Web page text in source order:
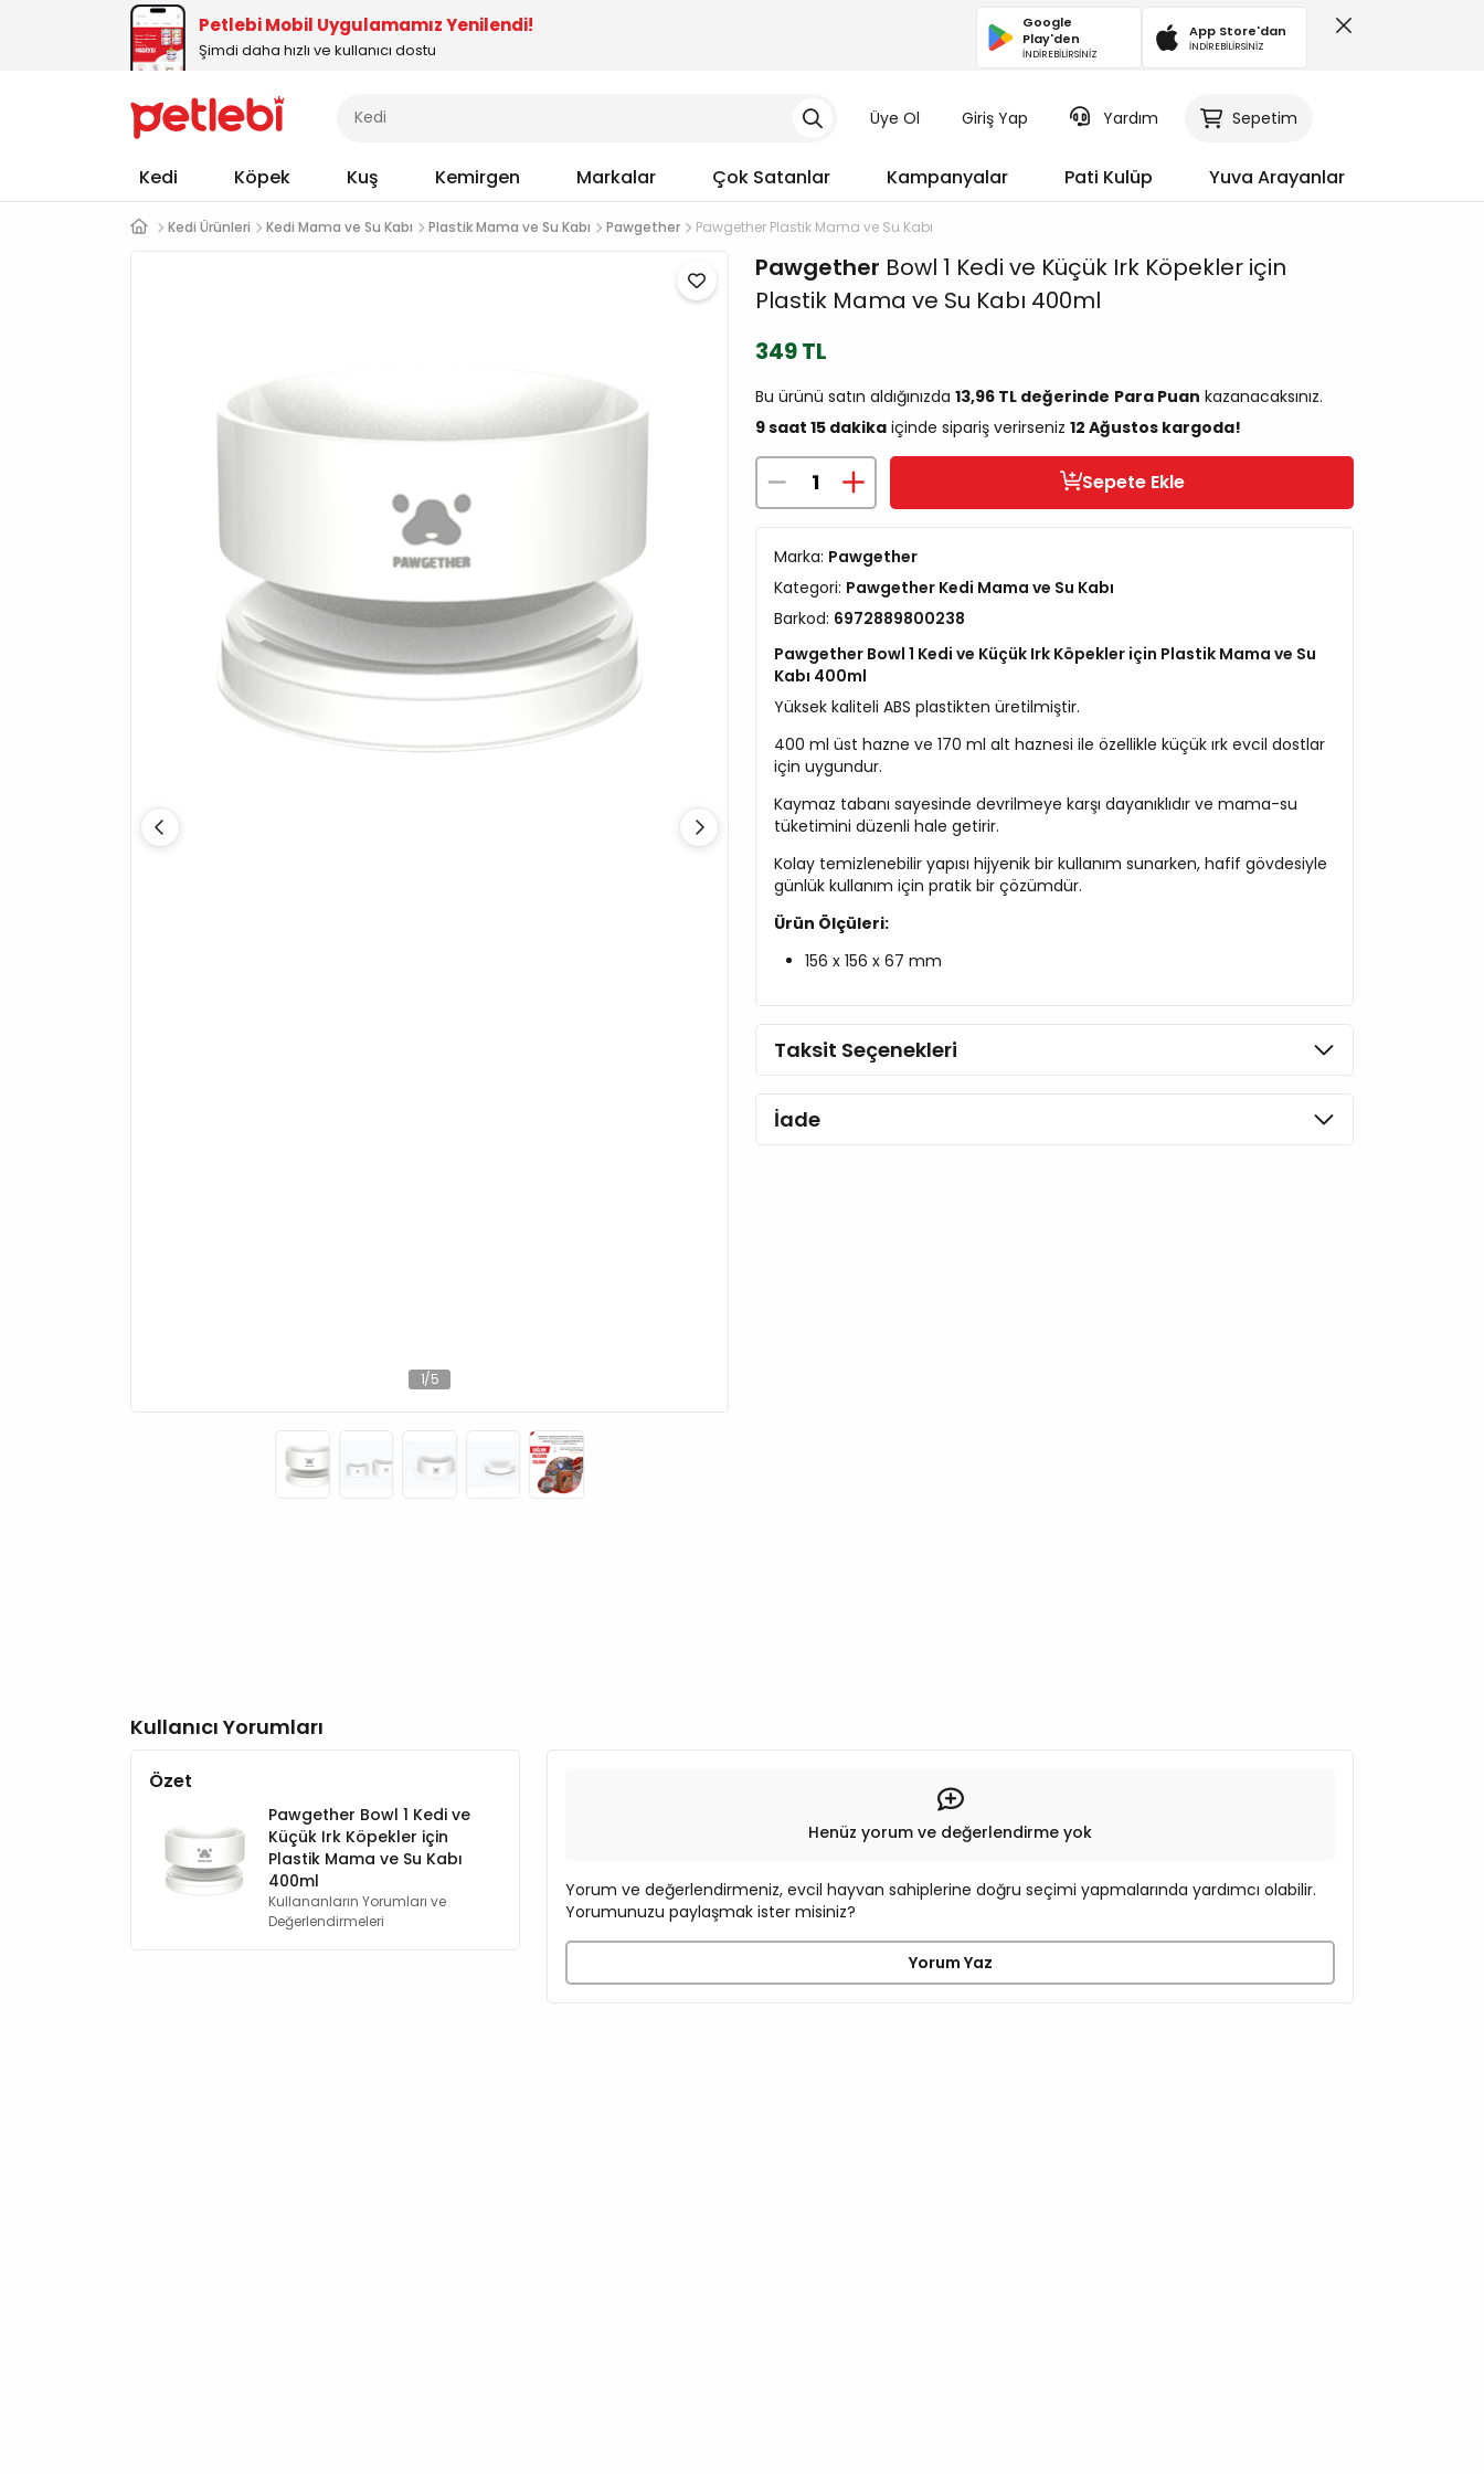
Petlebi Mobil Uygulamamız Yenilendi!
Şimdi daha hızlı ve kullanıcı dostu
Google
Play'den
İNDİREBİLİRSİNİZ
App Store'dan
İNDİREBİLİRSİNİZ
Üye Ol Giriş Yap Yardım Sepetim
Kedi Köpek Kuş Kemirgen Markalar Çok Satanlar Kampanyalar Pati Kulüp Yuva Arayanlar
Kedi Ürünleri Kedi Mama ve Su Kabı Plastik Mama ve Su Kabı Pawgether Pawgether Plastik Mama ve Su Kabı
1/5
Pawgether Bowl 1 Kedi ve Küçük Irk Köpekler için
Plastik Mama ve Su Kabı 400ml
349 TL
Bu ürünü satın aldığınızda 13,96 TL değerinde Para Puan kazanacaksınız.
9 saat 15 dakika içinde sipariş verirseniz 12 Ağustos kargoda!
Sepete Ekle
Marka: Pawgether
Kategori: Pawgether Kedi Mama ve Su Kabı
Barkod: 6972889800238
Pawgether Bowl 1 Kedi ve Küçük Irk Köpekler için Plastik Mama ve Su
Kabı 400ml
Yüksek kaliteli ABS plastikten üretilmiştir.
400 ml üst hazne ve 170 ml alt haznesi ile özellikle küçük ırk evcil dostlar
için uygundur.
Kaymaz tabanı sayesinde devrilmeye karşı dayanıklıdır ve mama-su
tüketimini düzenli hale getirir.
Kolay temizlenebilir yapısı hijyenik bir kullanım sunarken, hafif gövdesiyle
günlük kullanım için pratik bir çözümdür.
Ürün Ölçüleri:
156 x 156 x 67 mm
Taksit Seçenekleri
İade
Kullanıcı Yorumları
Özet
Pawgether Bowl 1 Kedi ve
Küçük Irk Köpekler için
Plastik Mama ve Su Kabı
400ml
Kullananların Yorumları ve
Değerlendirmeleri
Henüz yorum ve değerlendirme yok
Yorum ve değerlendirmeniz, evcil hayvan sahiplerine doğru seçimi yapmalarında yardımcı olabilir.
Yorumunuzu paylaşmak ister misiniz?
Yorum Yaz